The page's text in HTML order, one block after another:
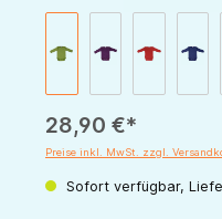
28,90 €*
Preise inkl. MwSt. zzgl.
Sofort verfügbar,